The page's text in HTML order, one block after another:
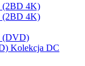
(2BD 4K)
(2BD 4K)
(DVD)
Kolekcja DC